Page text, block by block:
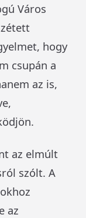
Város
hogy
csupán a
az is,
az elmúlt
szólt. A
az